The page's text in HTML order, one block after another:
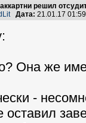
решил
Дата: 21.01.17
Она же
-
оставил